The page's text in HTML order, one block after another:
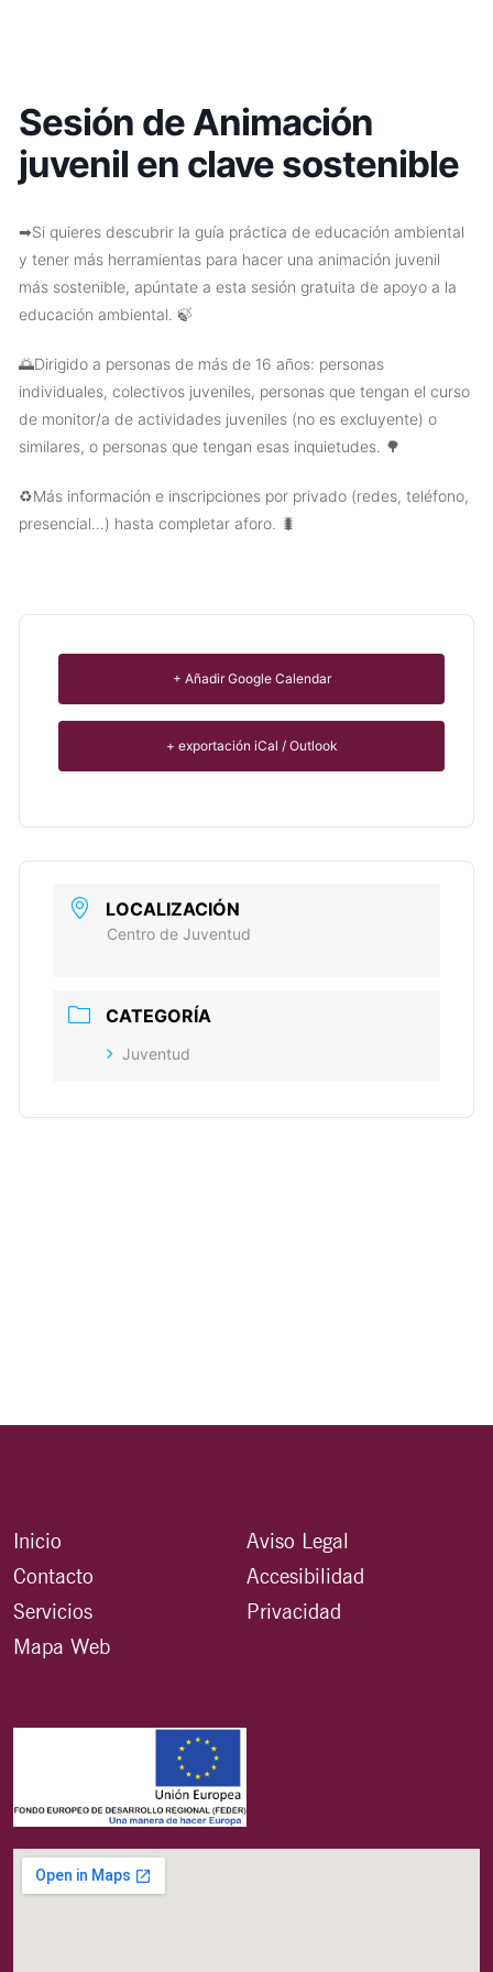
Sesión de Animación
juvenil en clave sostenible
➡Si quieres descubrir la guía práctica de educación ambiental
y tener más herramientas para hacer una animación juvenil
más sostenible, apúntate a esta sesión gratuita de apoyo a la
educación ambiental. 🍃
🌅Dirigido a personas de más de 16 años: personas
individuales, colectivos juveniles, personas que tengan el curso
de monitor/a de actividades juveniles (no es excluyente) o
similares, o personas que tengan esas inquietudes. 🌳
♻️Más información e inscripciones por privado (redes, teléfono,
presencial…) hasta completar aforo. 🐛
+ Añadir Google Calendar
+ exportación iCal / Outlook
LOCALIZACIÓN
Centro de Juventud
CATEGORÍA
Juventud
Inicio
Contacto
Servicios
Mapa Web
Aviso Legal
Accesibilidad
Privacidad